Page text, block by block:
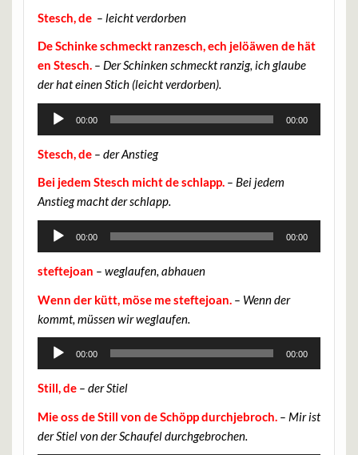
Stesch, de – leicht verdorben
De Schinke schmeckt ranzesch, ech jelöäwen de hät
en Stesch. – Der Schinken schmeckt ranzig, ich glaube
der hat einen Stich (leicht verdorben).
Audio-
00:00 00:00
Stesch, de – der Anstieg
Bei jedem Stesch micht de schlapp. – Bei jedem
Anstieg macht der schlapp.
Audio-
00:00 00:00
steftejoan – weglaufen, abhauen
Wenn der kütt, möse me steftejoan. – Wenn der
kommt, müssen wir weglaufen.
Audio-
00:00 00:00
Still, de – der Stiel
Mie oss de Still von de Schöpp durchjebroch. – Mir ist
der Stiel von der Schaufel durchgebrochen.